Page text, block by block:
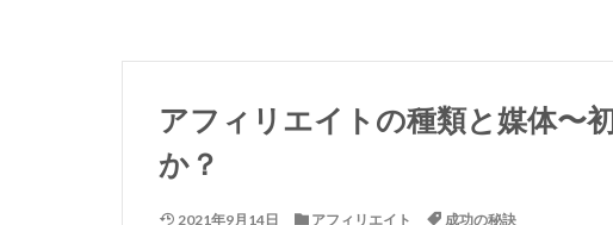
アフィリエイトの種類と媒体〜
か？
2021年9月14日 アフィリエイト 成功の秘訣